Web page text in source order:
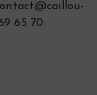
65 70.